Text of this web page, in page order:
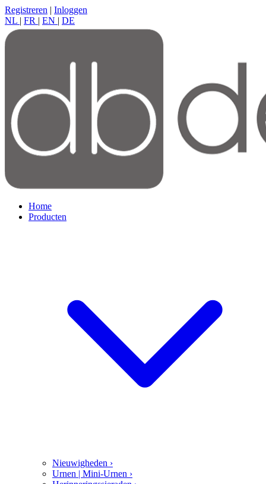
Registreren | Inloggen
NL | FR | EN | DE
Home
Producten
Nieuwigheden ›
Urnen | Mini-Urnen ›